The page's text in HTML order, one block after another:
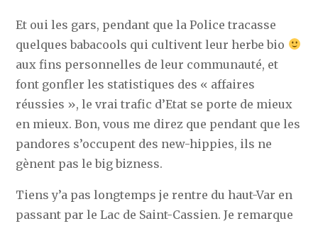
Et oui les gars, pendant que la Police tracasse
quelques babacools qui cultivent leur herbe bio
aux fins personnelles de leur communauté, et
font gonfler les statistiques des « affaires
réussies », le vrai trafic d’Etat se porte de mieux
en mieux. Bon, vous me direz que pendant que les
pandores s’occupent des new-hippies, ils ne
gènent pas le big bizness.
Tiens y’a pas longtemps je rentre du haut-Var en
passant par le Lac de Saint-Cassien. Je remarque